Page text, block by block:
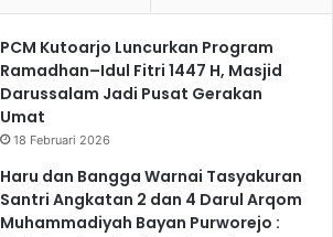
PCM Kutoarjo Luncurkan Program
Ramadhan–Idul Fitri 1447 H, Masjid
Darussalam Jadi Pusat Gerakan
Umat
18 Februari 2026
Haru dan Bangga Warnai Tasyakuran
Santri Angkatan 2 dan 4 Darul Arqom
Muhammadiyah Bayan Purworejo :